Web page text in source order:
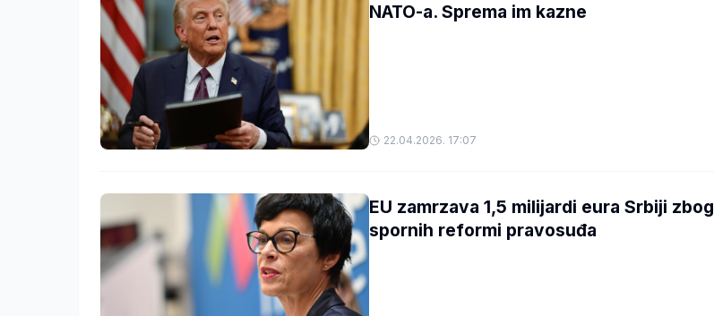
NATO-a. Sprema im kazne
22.04.2026. 17:07
EU zamrzava 1,5 milijardi eura Srbiji zbog
spornih reformi pravosuđa